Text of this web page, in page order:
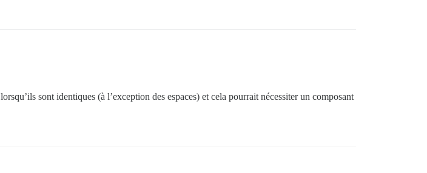
sont identiques (à l’exception des espaces) et cela pourrait nécessiter un composant